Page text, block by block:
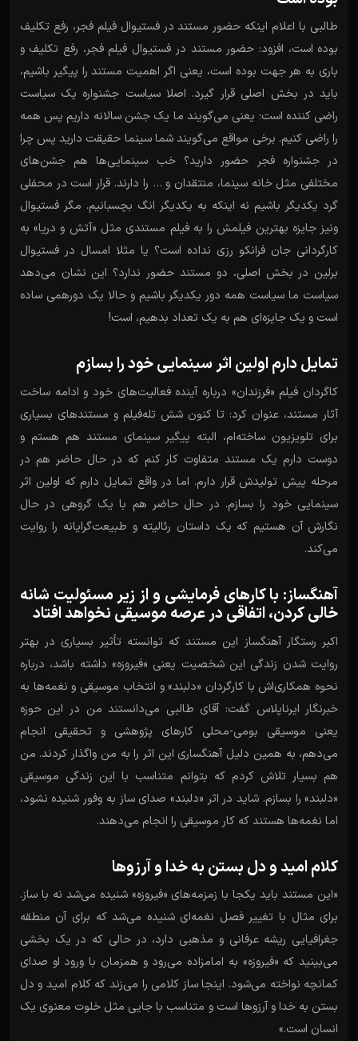
طالبی با اعلام اینکه حضور مستند در فستیوال فیلم فجر، رفع تکلیف
بوده است، افزود: حضور مستند در فستیوال فیلم فجر، رفع تکلیف و
باری به هر جهت بوده است، یعنی اگر اهمیت مستند را پیگیر باشیم،
باید در بخش اصلی قرار گیرد. اصلا سیاست جشنواره یک سیاست
راضی کننده است؛ یعنی می‌گویند ما یک جشن سالانه داریم پس همه
را راضی کنیم. برخی مواقع می‌گویند شما سینما حقیقت دارید پس چرا
در جشنواره فجر حضور دارید؟ خب سینمایی‌ها هم جشن‌های
مختلفی مثل خانه سینما، منتقدان و … را دارند. قرار است در محفلی
گرد یکدیگر باشیم نه اینکه به یکدیگر انگ بچسبانیم. مگر فستیوال
ونیز جایزه بهترین فیلمش را به فیلم مستندی مثل «آتش و دریا» به
کارگردانی جان فرانکو رزی نداده است؟ یا مثلا امسال در فستیوال
برلین در بخش اصلی، دو مستند حضور ندارد؟ این نشان می‌دهد
سیاست ما سیاست همه دور یکدیگر باشیم و حالا یک دورهمی ساده
است و یک جایزه‌ای هم به یک تعداد بدهیم، است!
تمایل دارم اولین اثر سینمایی خود را بسازم
کاگردان فیلم «فرزندان» درباره آینده فعالیت‌های خود و ادامه ساخت
آثار مستند، عنوان کرد: تا کنون شش تله‌فیلم و مستندهای بسیاری
برای تلویزیون ساخته‌ام، البته پیگیر سینمای مستند هم هستم و
دوست دارم یک مستند متفاوت کار کنم که در حال حاضر هم در
مرحله پیش تولیدش قرار دارم. اما در واقع تمایل دارم که اولین اثر
سینمایی خود را بسازم. در حال حاضر هم با یک گروهی در حال
نگارش آن هستیم که یک داستان رئالیته و طبیعت‌گرایانه را روایت
می‌کند.
آهنگساز: با کارهای فرمایشی و از زیر مسئولیت شانه
خالی کردن، اتفاقی در عرصه موسیقی نخواهد افتاد
اکبر رستگار آهنگساز این مستند که توانسته تأثیر بسیاری در بهتر
روایت شدن زندگی این شخصیت یعنی «فیروزه» داشته باشد، درباره
نحوه همکاری‌اش با کارگردان «دلبند» و انتخاب موسیقی و نغمه‌ها به
خبرنگار ایرناپلاس گفت: آقای طالبی می‌دانستند من در این حوزه
یعنی موسیقی بومی-محلی کارهای پژوهشی و تحقیقی انجام
می‌دهم، به همین دلیل آهنگساری این اثر را به من واگذار کردند. من
هم بسیار تلاش کردم که بتوانم متناسب با این زندگی موسیقی
«دلبند» را بسازم. شاید در اثر «دلبند» صدای ساز به وفور شنیده نشود،
اما نغمه‌ها هستند که کار موسیقی را انجام می‌دهند.
کلام امید و دل بستن به خدا و آرزوها
«این مستند باید یکجا با زمزمه‌های «فیروزه» شنیده می‌شد نه با ساز.
برای مثال با تغییر فصل نغمه‌ای شنیده می‌شد که برای آن منطقه
جغرافیایی ریشه عرفانی و مذهبی دارد، در حالی که در یک بخشی
می‌بینید که «فیروزه» به امامزاده می‌رود و همزمان با ورود او صدای
کمانچه نواخته می‌شود. اینجا ساز کلامی را می‌زند که کلام امید و دل
بستن به خدا و آرزوها است و متناسب با جایی مثل خلوت معنوی یک
انسان است.»